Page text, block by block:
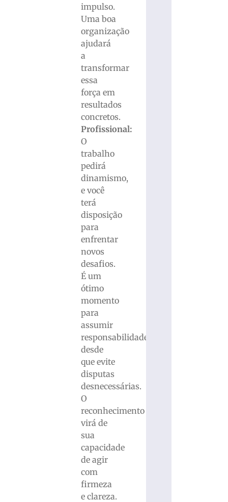
impulso.
Uma boa
organização
ajudará
a
transformar
essa
força em
resultados
concretos.
Profissional:
O
trabalho
pedirá
dinamismo,
e você
terá
disposição
para
enfrentar
novos
desafios.
É um
ótimo
momento
para
assumir
responsabilidades,
desde
que evite
disputas
desnecessárias.
O
reconhecimento
virá de
sua
capacidade
de agir
com
firmeza
e clareza.